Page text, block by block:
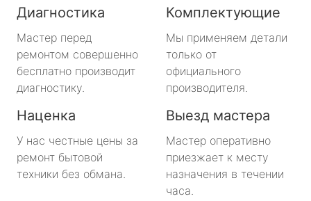
Диагностика
Мастер перед
ремонтом совершенно
бесплатно производит
диагностику.
Комплектующие
Мы применяем детали
только от
официального
производителя.
Наценка
У нас честные цены за
ремонт бытовой
техники без обмана.
Выезд мастера
Мастер оперативно
приезжает к месту
назначения в течении
часа.